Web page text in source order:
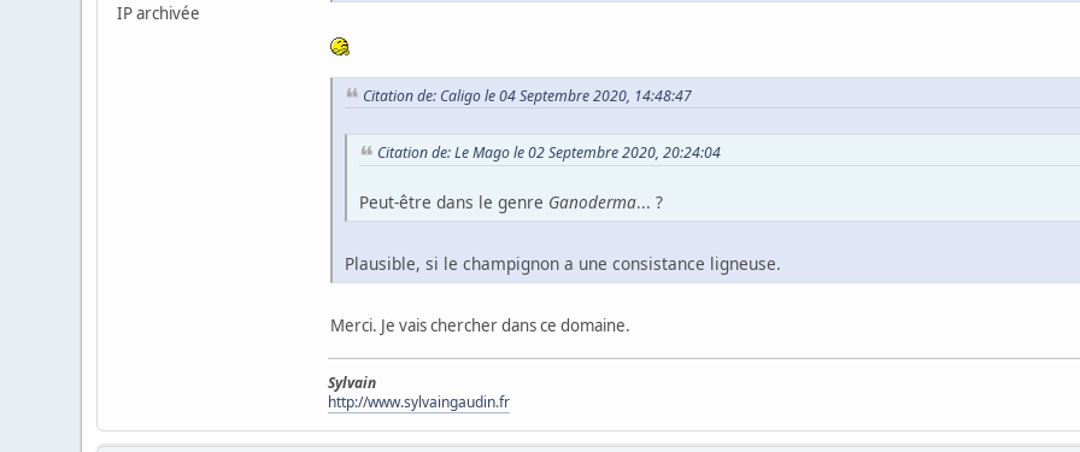
IP archivée
Citation de: Caligo le 04 Septembre 2020, 14:48:47
Citation de: Le Mago le 02 Septembre 2020, 20:24:04
Peut-être dans le genre Ganoderma... ?
Plausible, si le champignon a une consistance ligneuse.
Merci. Je vais chercher dans ce domaine.
Sylvain
http://www.sylvaingaudin.fr